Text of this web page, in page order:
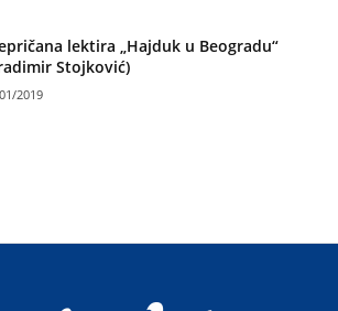
lektira „Hajduk u Beogradu“
Stojković)
2019